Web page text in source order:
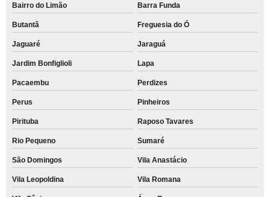
Bairro do Limão Barra Funda
Butantã Freguesia do Ó
Jaguaré Jaraguá
Jardim Bonfiglioli Lapa
Pacaembu Perdizes
Perus Pinheiros
Pirituba Raposo Tavares
Rio Pequeno Sumaré
São Domingos Vila Anastácio
Vila Leopoldina Vila Romana